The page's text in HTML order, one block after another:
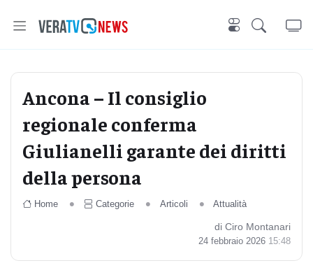
Ancona – Il consiglio
regionale conferma
Giulianelli garante dei diritti
della persona
Home Categorie Articoli Attualità
di Ciro Montanari
24 febbraio 2026 15:48